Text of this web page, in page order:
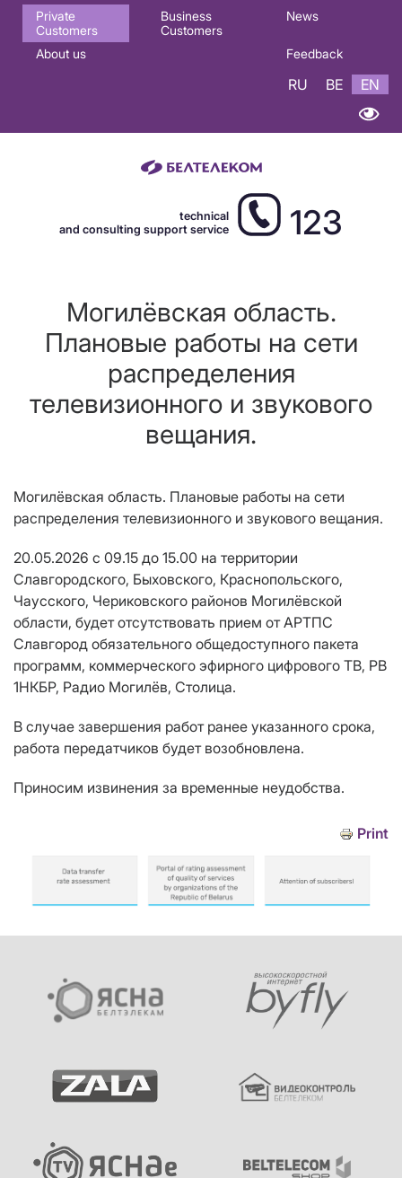
Основная
навигация
Private
Customers
Business
Customers
News
About us Feedback
RU BE EN
technical
and consulting support service
123
Могилёвская область.
Плановые работы на сети
распределения
телевизионного и звукового
вещания.
Могилёвская область. Плановые работы на сети
распределения телевизионного и звукового вещания.
20.05.2026 с 09.15 до 15.00 на территории
Славгородского, Быховского, Краснопольского,
Чаусского, Чериковского районов Могилёвской
области, будет отсутствовать прием от АРТПС
Славгород обязательного общедоступного пакета
программ, коммерческого эфирного цифрового ТВ, РВ
1НКБР, Радио Могилёв, Столица.
В случае завершения работ ранее указанного срока,
работа передатчиков будет возобновлена.
Приносим извинения за временные неудобства.
Print